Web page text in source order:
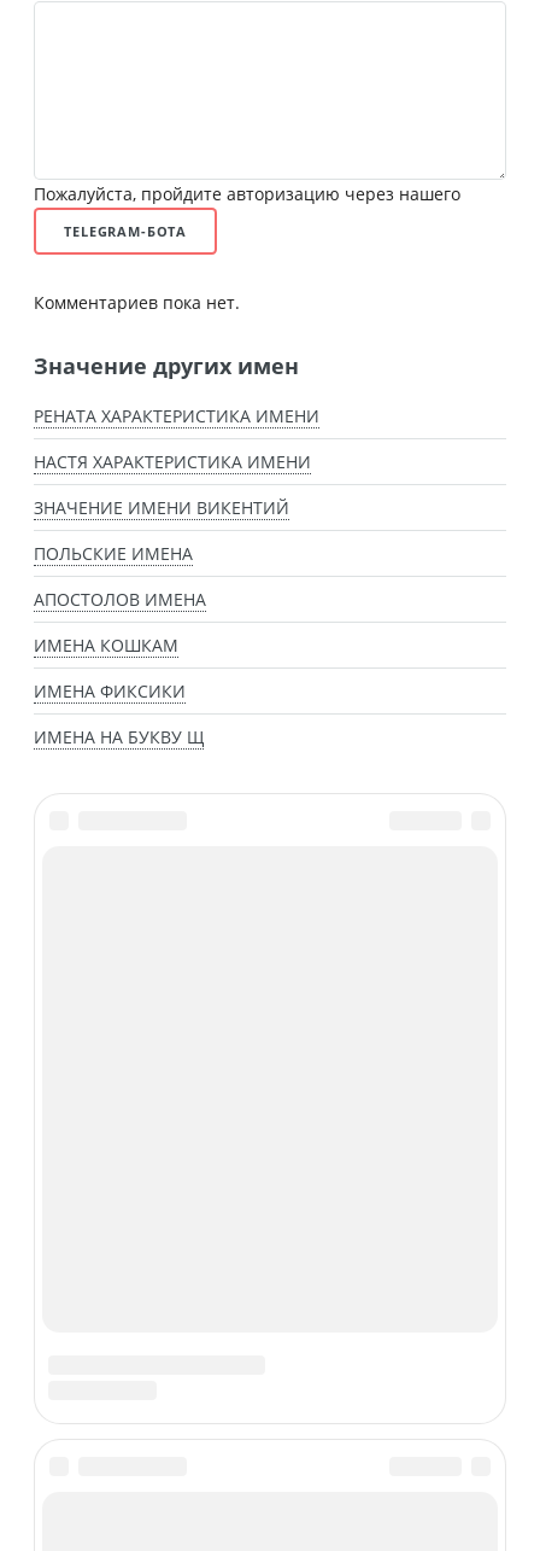
Пожалуйста, пройдите авторизацию через нашего
TELEGRAM-БОТА
Комментариев пока нет.
Значение других имен
РЕНАТА ХАРАКТЕРИСТИКА ИМЕНИ
НАСТЯ ХАРАКТЕРИСТИКА ИМЕНИ
ЗНАЧЕНИЕ ИМЕНИ ВИКЕНТИЙ
ПОЛЬСКИЕ ИМЕНА
АПОСТОЛОВ ИМЕНА
ИМЕНА КОШКАМ
ИМЕНА ФИКСИКИ
ИМЕНА НА БУКВУ Щ